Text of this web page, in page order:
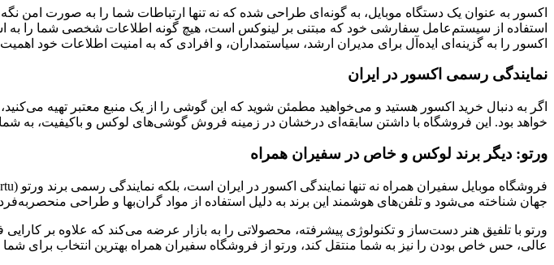
اکسور به عنوان یک دستگاه موبایل، به گونه‌ای طراحی شده که نه تنها ارتباطات شما را به صورت امن
استفاده از سیستم‌عامل سفارشی خود که مبتنی بر لینوکس است، هیچ گونه اطلاعات شخصی شما را به
اکسور را به گزینه‌ای ایده‌آل برای مدیران ارشد، سیاستمداران، و افرادی که به امنیت اطلاعات خود
نمایندگی رسمی اکسور در ایران
اگر به دنبال خرید اکسور هستید و می‌خواهید مطمئن شوید که این گوشی را از یک منبع معتبر تهیه
خواهد بود. این فروشگاه با داشتن سابقه‌ای درخشان در زمینه فروش گوشی‌های لوکس و باکیفیت، به
ورتو: دیگر برند لوکس و خاص در سفیران همراه
جهان شناخته می‌شود و تلفن‌های هوشمند این برند به دلیل استفاده از مواد گران‌بها و طراحی
ورتو با تلفیق هنر دست‌ساز و تکنولوژی پیشرفته، محصولاتی را به بازار عرضه می‌کند که علاوه بر
عالی، حس خاص بودن را نیز به شما منتقل کند، ورتو از فروشگاه سفیران همراه بهترین انتخاب برای شما